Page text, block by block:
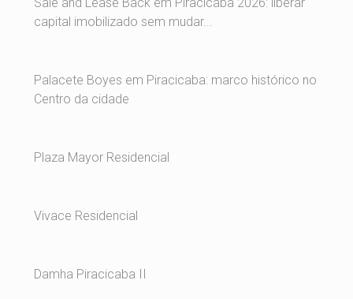
capital imobilizado sem mudar...
Palacete Boyes em Piracicaba: marco histórico no
Centro da cidade
Plaza Mayor Residencial
Vivace Residencial
Damha Piracicaba II